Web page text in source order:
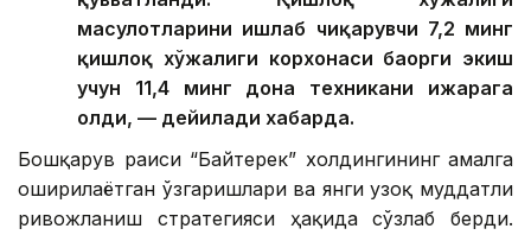
маҳсулотларини ишлаб чиқарувчи 7,2 минг
қишлоқ хўжалиги корхонаси баҳорги экиш
учун 11,4 минг дона техникани ижарага
олди, — дейилади хабарда.
Бошқарув раиси “Байтерек” холдингининг амалга
оширилаётган ўзгаришлари ва янги узоқ муддатли
ривожланиш стратегияси ҳақида сўзлаб берди.